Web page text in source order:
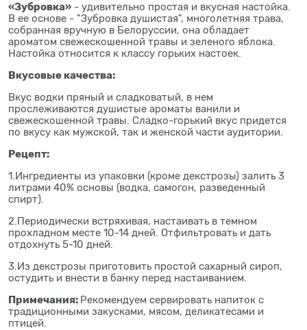
«Зубровка» - удивительно простая и вкусная настойка.
В ее основе - "Зубровка душистая", многолетняя трава,
собранная вручную в Белоруссии, она обладает
ароматом свежескошенной травы и зеленого яблока.
Настойка относится к классу горьких настоек.
Вкусовые качества:
Вкус водки пряный и сладковатый, в нем
прослеживаются душистые ароматы ванили и
свежескошенной травы. Сладко-горький вкус придется
по вкусу как мужской, так и женской части аудитории.
Рецепт:
1.Ингредиенты из упаковки (кроме декстрозы) залить 3
литрами 40% основы (водка, самогон, разведенный
спирт).
2.Периодически встряхивая, настаивать в темном
прохладном месте 10-14 дней. Отфильтровать и дать
отдохнуть 5-10 дней.
3.Из декстрозы приготовить простой сахарный сироп,
остудить и внести в банку перед настаиванием.
Примечания: Рекомендуем сервировать напиток с
традиционными закусками, мясом, деликатесами и
птицей.